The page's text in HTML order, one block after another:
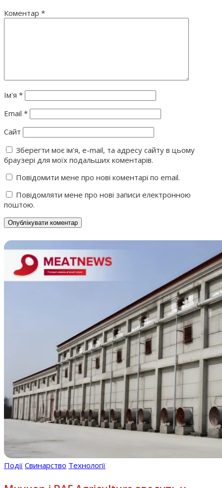
Коментар *
Ім'я *
Email *
Сайт
Зберегти моє ім'я, e-mail, та адресу сайту в цьому
браузері для моїх подальших коментарів.
Повідомити мене про нові коментарі по email.
Повідомляти мене про нові записи електронною
поштою.
Події Свинарство Технології